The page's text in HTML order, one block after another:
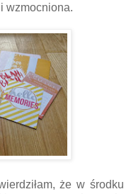
wzmocniona.
że w środku